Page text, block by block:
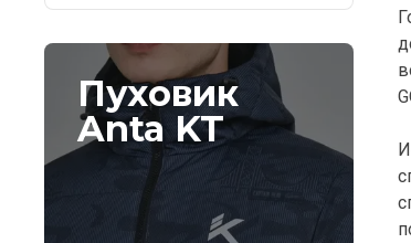
Пуховик
Anta KT